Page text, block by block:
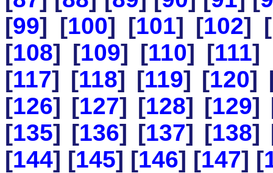
[99] [100] [101] [102] [
[108] [109] [110] [111]
[117] [118] [119] [120]
[126] [127] [128] [129]
[135] [136] [137] [138]
[144] [145] [146] [147] [